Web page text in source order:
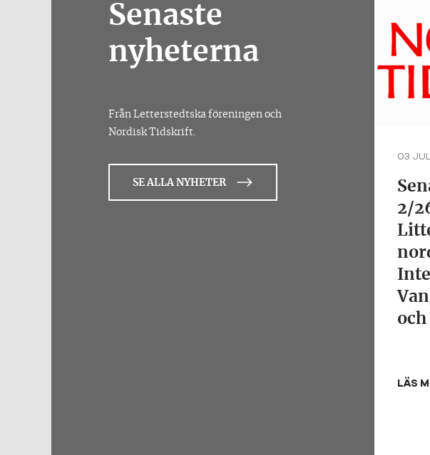
Senaste
nyheterna
Från Letterstedtska föreningen och
Nordisk Tidskrift.
SE ALLA NYHETER
03
2/
LÄS